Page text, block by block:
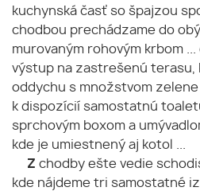
kuchynská časť so špajzou
chodbou prechádzame do
murovaným rohovým krbom
výstup na zastrešenú terasu,
oddychu s množstvom
k dispozícií samostatnú
sprchovým boxom a
kde je umiestnený aj kotol ...
Z chodby ešte vedie
kde nájdeme tri samostatné